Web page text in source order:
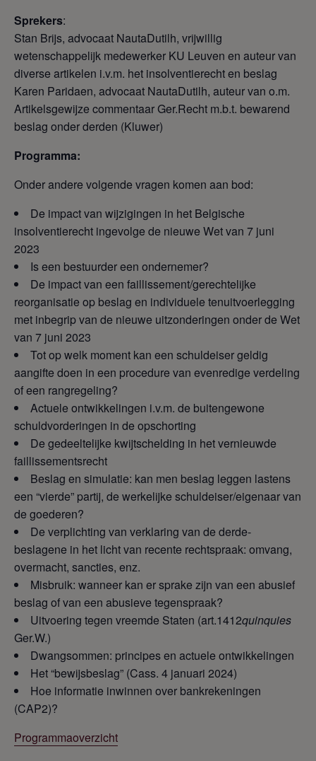
Sprekers:
Stan Brijs, advocaat NautaDutilh, vrijwillig
wetenschappelijk medewerker KU Leuven en auteur van
diverse artikelen i.v.m. het insolventierecht en beslag
Karen Paridaen, advocaat NautaDutilh, auteur van o.m.
Artikelsgewijze commentaar Ger.Recht m.b.t. bewarend
beslag onder derden (Kluwer)
Programma:
Onder andere volgende vragen komen aan bod:
De impact van wijzigingen in het Belgische
insolventierecht ingevolge de nieuwe Wet van 7 juni
2023
Is een bestuurder een ondernemer?
De impact van een faillissement/gerechtelijke
reorganisatie op beslag en individuele tenuitvoerlegging
met inbegrip van de nieuwe uitzonderingen onder de Wet
van 7 juni 2023
Tot op welk moment kan een schuldeiser geldig
aangifte doen in een procedure van evenredige verdeling
of een rangregeling?
Actuele ontwikkelingen i.v.m. de buitengewone
schuldvorderingen in de opschorting
De gedeeltelijke kwijtschelding in het vernieuwde
faillissementsrecht
Beslag en simulatie: kan men beslag leggen lastens
een “vierde” partij, de werkelijke schuldeiser/eigenaar van
de goederen?
De verplichting van verklaring van de derde-
beslagene in het licht van recente rechtspraak: omvang,
overmacht, sancties, enz.
Misbruik: wanneer kan er sprake zijn van een abusief
beslag of van een abusieve tegenspraak?
Uitvoering tegen vreemde Staten (art.1412quinquies
Ger.W.)
Dwangsommen: principes en actuele ontwikkelingen
Het “bewijsbeslag” (Cass. 4 januari 2024)
Hoe informatie inwinnen over bankrekeningen
(CAP2)?
Programmaoverzicht